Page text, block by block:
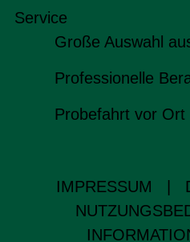
Service
Große Auswahl
Professionelle
Probefahrt vor Ort
IMPRESSUM